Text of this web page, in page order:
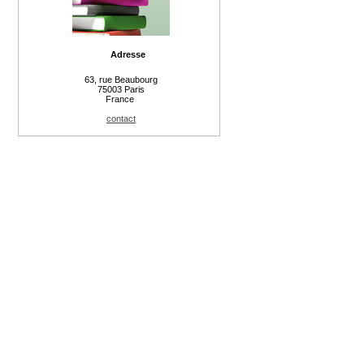
Adresse
63, rue Beaubourg
75003 Paris
France
contact